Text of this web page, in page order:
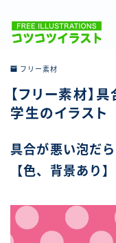
ホーム
お問い合わせ
フリー素材
【フリー素材】
学生のイラスト
具合が悪い泡だ
【色、背景あり